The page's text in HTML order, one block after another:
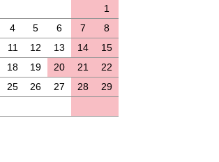
1
4 5 6 7
8
11 12 13 14
15
18 19 20 21
22
25 26 27 28
29